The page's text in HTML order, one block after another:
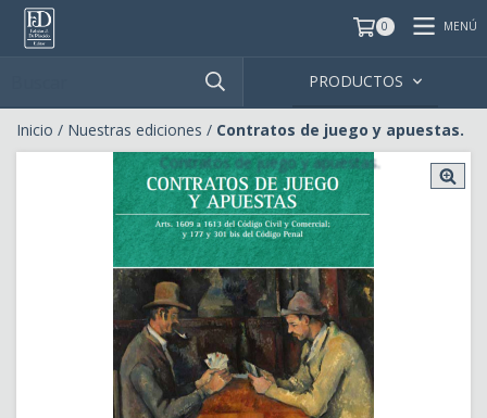
0 MENÚ
PRODUCTOS
Inicio / Nuestras ediciones / Contratos de juego y apuestas.